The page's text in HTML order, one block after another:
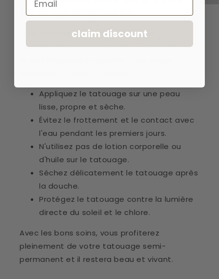
tatouage temporaire
Pour s'assurer que votre tatouage
temporaire de longue durée reste en place
Appliquez le tatouage sur une peau
lisse, propre et sèche.
Évitez le frottement et le contact avec
l'eau pendant les premiers jours.
N'utilisez pas de lotion corporelle ou
d'huile sur le tatouage.
Séchez délicatement le tatouage après
la douche.
Protégez le tatouage contre la lumière
directe du soleil et le chlore.
Avec les bons soins, vous profiterez
pleinement de votre tatouage semi-
permanent et il restera beau et vivant.
claim discount